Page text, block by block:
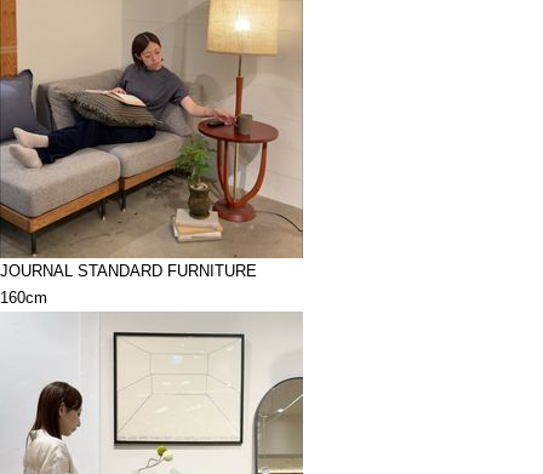
JOURNAL STANDARD FURNITURE
160cm